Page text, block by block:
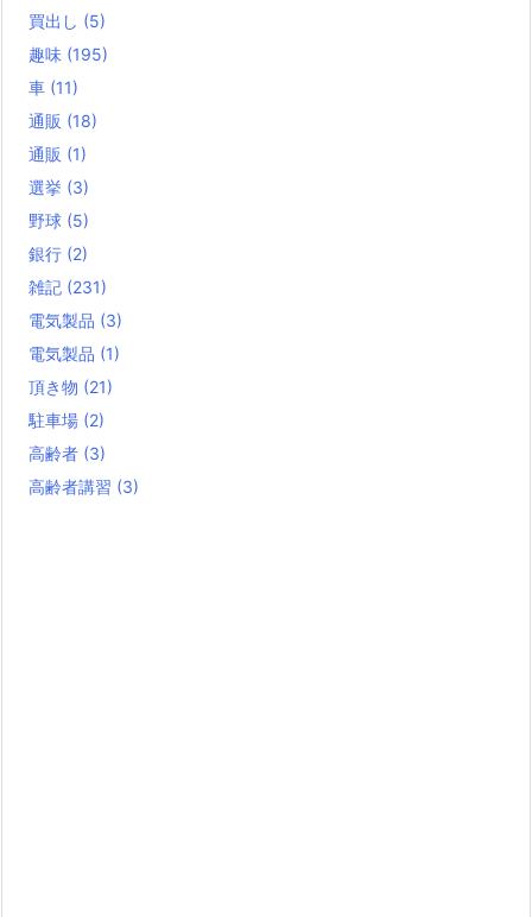
買出し (5)
趣味 (195)
車 (11)
通販 (18)
通販 (1)
選挙 (3)
野球 (5)
銀行 (2)
雑記 (231)
電気製品 (3)
電気製品 (1)
頂き物 (21)
駐車場 (2)
高齢者 (3)
高齢者講習 (3)